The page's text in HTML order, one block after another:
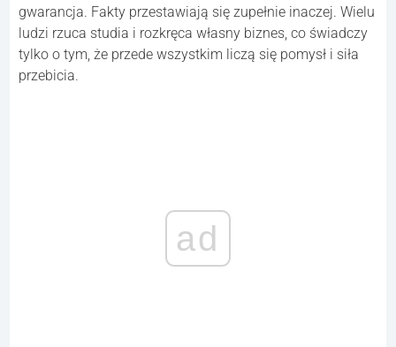
gwarancja. Fakty przestawiają się zupełnie inaczej. Wielu
ludzi rzuca studia i rozkręca własny biznes, co świadczy
tylko o tym, że przede wszystkim liczą się pomysł i siła
przebicia.
ad